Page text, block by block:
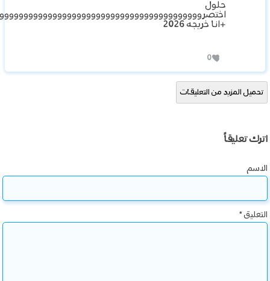
حلول
+انا خريجه 2026
0
تحميل المزيد من التعليقات
اترك تعليقاً
الاسم
التعليق*